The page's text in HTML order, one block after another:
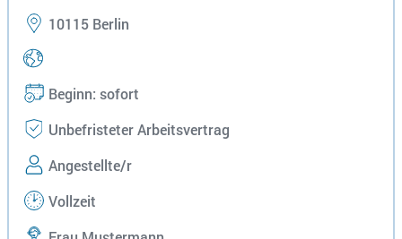
10115 Berlin
Beginn: sofort
Unbefristeter Arbeitsvertrag
Angestellte/r
Vollzeit